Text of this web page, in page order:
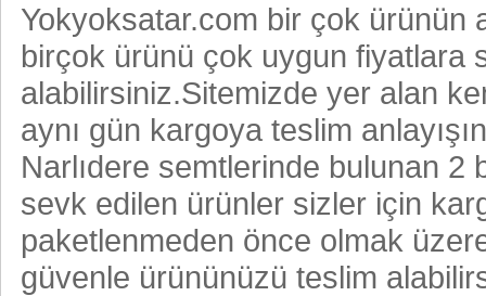
Yokyoksatar.com bir çok ürünün
birçok ürünü çok uygun fiyatlara
alabilirsiniz.Sitemizde yer alan
aynı gün kargoya teslim
Narlıdere semtlerinde bulunan
sevk edilen ürünler sizler için
paketlenmeden önce olmak
güvenle ürününüzü teslim